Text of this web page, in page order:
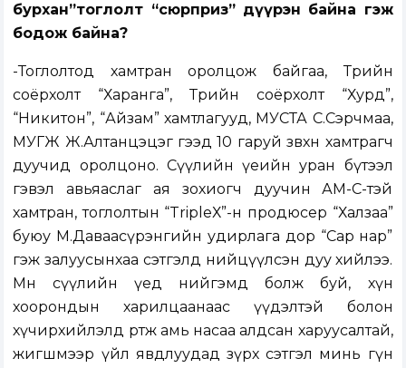
бурхан”тоглолт “сюрприз” дүүрэн байна гэж
бодож байна?
-Тоглолтод хамтран оролцож байгаа, Төрийн
соёрхолт “Харанга”, Төрийн соёрхолт “Хурд”,
“Никитон”, “Айзам” хамтлагууд, МУСТА С.Сэрчмаа,
МУГЖ Ж.Алтанцэцэг гээд 10 гаруй зөвхөн хамтрагч
дуучид оролцоно. Сүүлийн үеийн уран бүтээл
гэвэл авьяаслаг ая зохиогч дуучин АМ-С-тэй
хамтран, тоглолтын “TripleХ”-н продюсер “Халзаа”
буюу М.Даваасүрэнгийн удирлага дор “Сар нар”
гэж залуусынхаа сэтгэлд нийцүүлсэн дуу хийлээ.
Мөн сүүлийн үед нийгэмд болж буй, хүн
хоорондын харилцаанаас үүдэлтэй болон
хүчирхийлэлд өртөж амь насаа алдсан харуусалтай,
жигшмээр үйл явдлуудад зүрх сэтгэл минь гүн